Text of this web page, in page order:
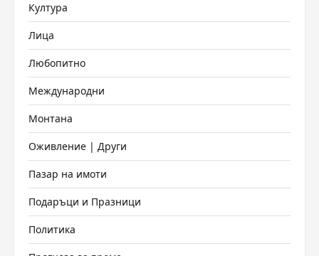
Култура
Лица
Любопитно
Международни
Монтана
Оживление | Други
Пазар на имоти
Подаръци и Празници
Политика